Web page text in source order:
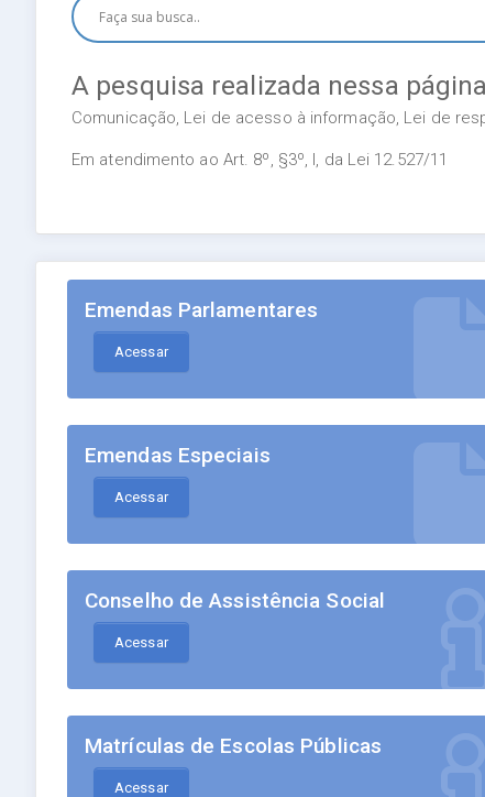
A pesquisa realizada nessa
Comunicação, Lei de acesso à informação, Lei de
Em atendimento ao Art. 8º, §3º, I, da Lei 12.527/11
Emendas Parlamentares
Acessar
Emendas Especiais
Acessar
Conselho de Assistência Social
Acessar
Matrículas de Escolas Públicas
Acessar